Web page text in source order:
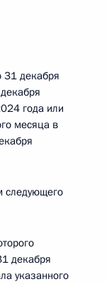
31 декабря
года или
месяца в
следующего
декабря
указанного